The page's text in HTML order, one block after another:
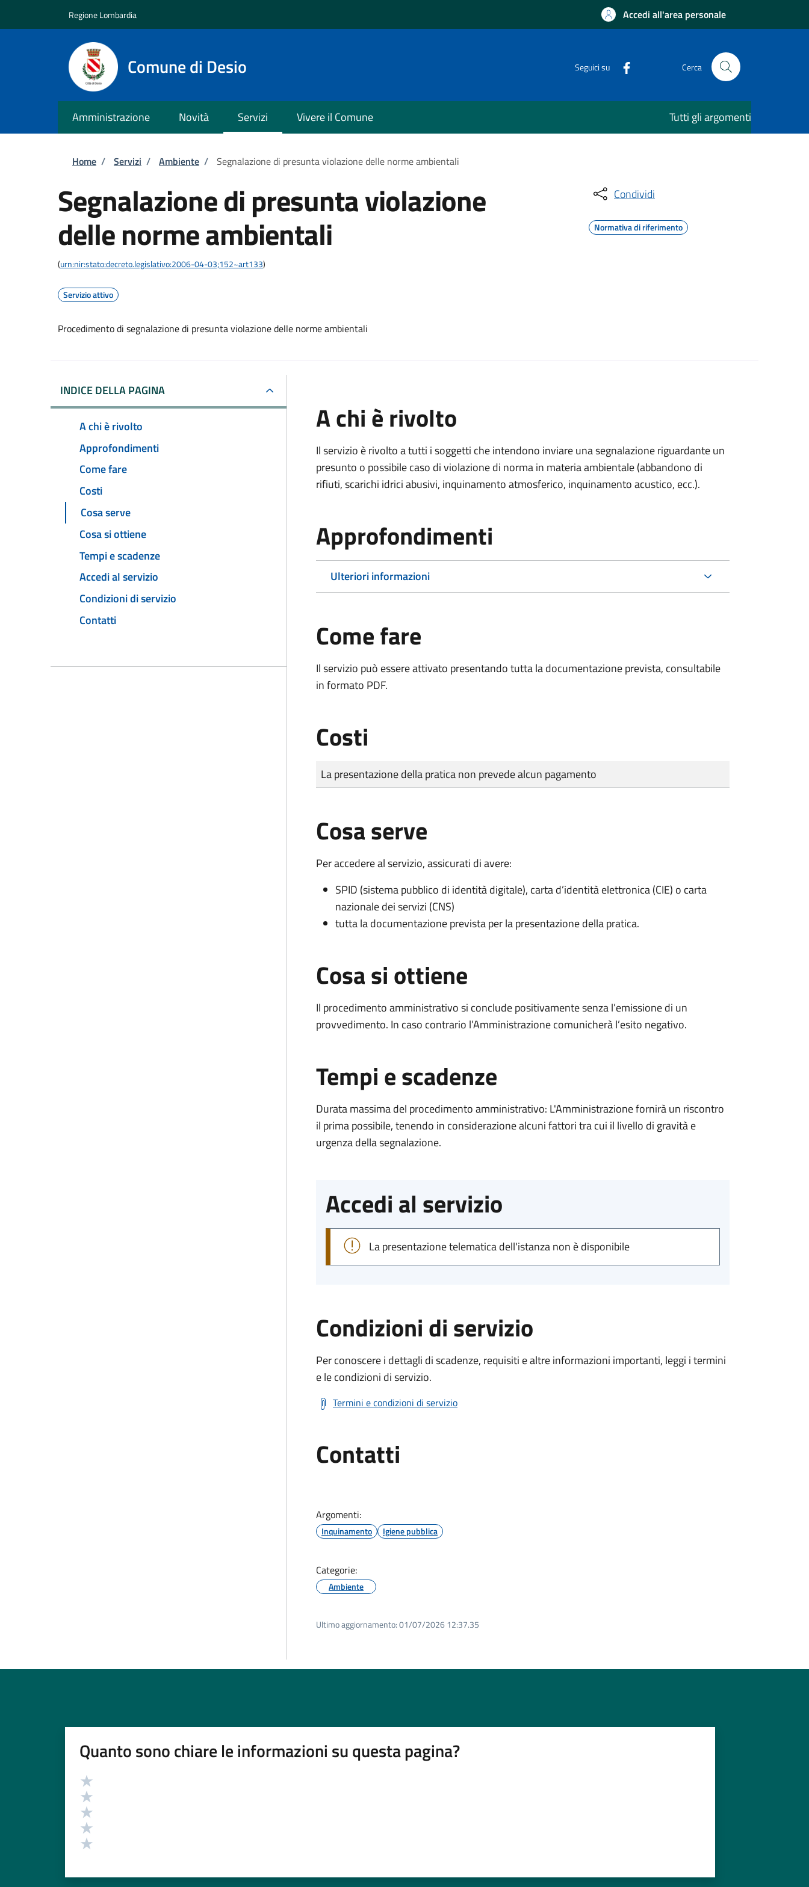
Regione Lombardia Accedi all'area personale
Comune di Desio Seguici su Cerca
Amministrazione Novità Servizi Vivere il Comune Tutti gli argomenti
Briciole di pane
Home / Servizi / Ambiente / Segnalazione di presunta violazione delle norme ambientali
Segnalazione di presunta violazione
delle norme ambientali
(urn:nir:stato:decreto.legislativo:2006-04-03;152~art133)
Servizio attivo
Procedimento di segnalazione di presunta violazione delle norme ambientali
Condividi
Normativa di riferimento
INDICE DELLA PAGINA
A chi è rivolto
Approfondimenti
Come fare
Costi
Cosa serve
Cosa si ottiene
Tempi e scadenze
Accedi al servizio
Condizioni di servizio
Contatti
A chi è rivolto
Il servizio è rivolto a tutti i soggetti che intendono inviare una segnalazione riguardante un
presunto o possibile caso di violazione di norma in materia ambientale (abbandono di
rifiuti, scarichi idrici abusivi, inquinamento atmosferico, inquinamento acustico, ecc.).
Approfondimenti
Ulteriori informazioni
Come fare
Il servizio può essere attivato presentando tutta la documentazione prevista, consultabile
in formato PDF.
Costi
Tipo di pagamento
Importo
La presentazione della pratica non prevede alcun pagamento
Cosa serve
Per accedere al servizio, assicurati di avere:
SPID (sistema pubblico di identità digitale), carta d’identità elettronica (CIE) o carta
nazionale dei servizi (CNS)
tutta la documentazione prevista per la presentazione della pratica.
Cosa si ottiene
Il procedimento amministrativo si conclude positivamente senza l’emissione di un
provvedimento. In caso contrario l’Amministrazione comunicherà l’esito negativo.
Tempi e scadenze
Durata massima del procedimento amministrativo: L'Amministrazione fornirà un riscontro
il prima possibile, tenendo in considerazione alcuni fattori tra cui il livello di gravità e
urgenza della segnalazione.
Accedi al servizio
La presentazione telematica dell'istanza non è disponibile
Condizioni di servizio
Per conoscere i dettagli di scadenze, requisiti e altre informazioni importanti, leggi i termini
e le condizioni di servizio.
Termini e condizioni di servizio
Contatti
Argomenti:
Inquinamento Igiene pubblica
Categorie:
Ambiente
Ultimo aggiornamento:01/07/2026 12:37.35
Quanto sono chiare le informazioni su questa pagina?
Valutazione